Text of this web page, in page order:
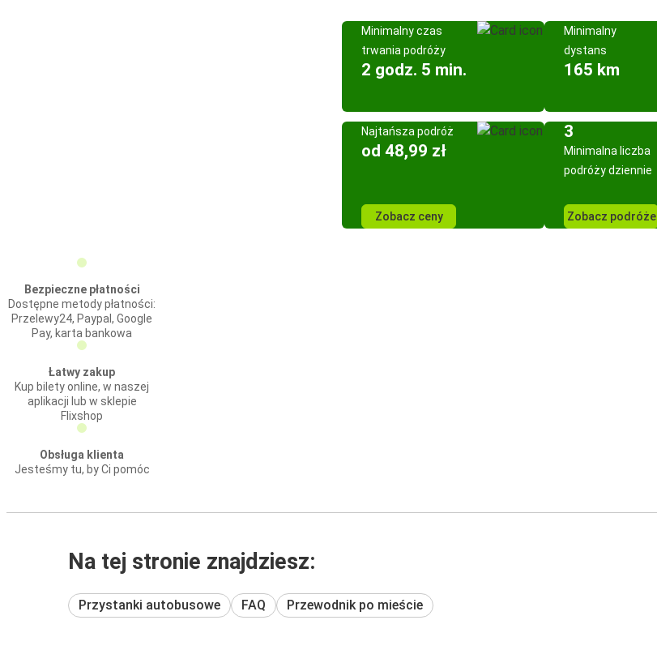
Minimalny czas
trwania podróży
2 godz. 5 min.
Minimalny
dystans
165 km
Najtańsza podróż
od 48,99 zł
Zobacz ceny
3
Minimalna liczba
podróży dziennie
Zobacz podróże
Bezpieczne płatności
Dostępne metody płatności:
Przelewy24, Paypal, Google
Pay, karta bankowa
Łatwy zakup
Kup bilety online, w naszej
aplikacji lub w sklepie
Flixshop
Obsługa klienta
Jesteśmy tu, by Ci pomóc
Na tej stronie znajdziesz:
Przystanki autobusowe FAQ Przewodnik po mieście